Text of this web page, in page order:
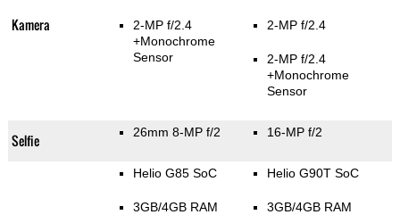
Kamera
2-MP f/2.4
+Monochrome
Sensor
2-MP f/2.4
2-MP f/2.4
+Monochrome
Sensor
Selfie 26mm 8-MP f/2 16-MP f/2
Helio G85 SoC
3GB/4GB RAM
Helio G90T SoC
3GB/4GB RAM